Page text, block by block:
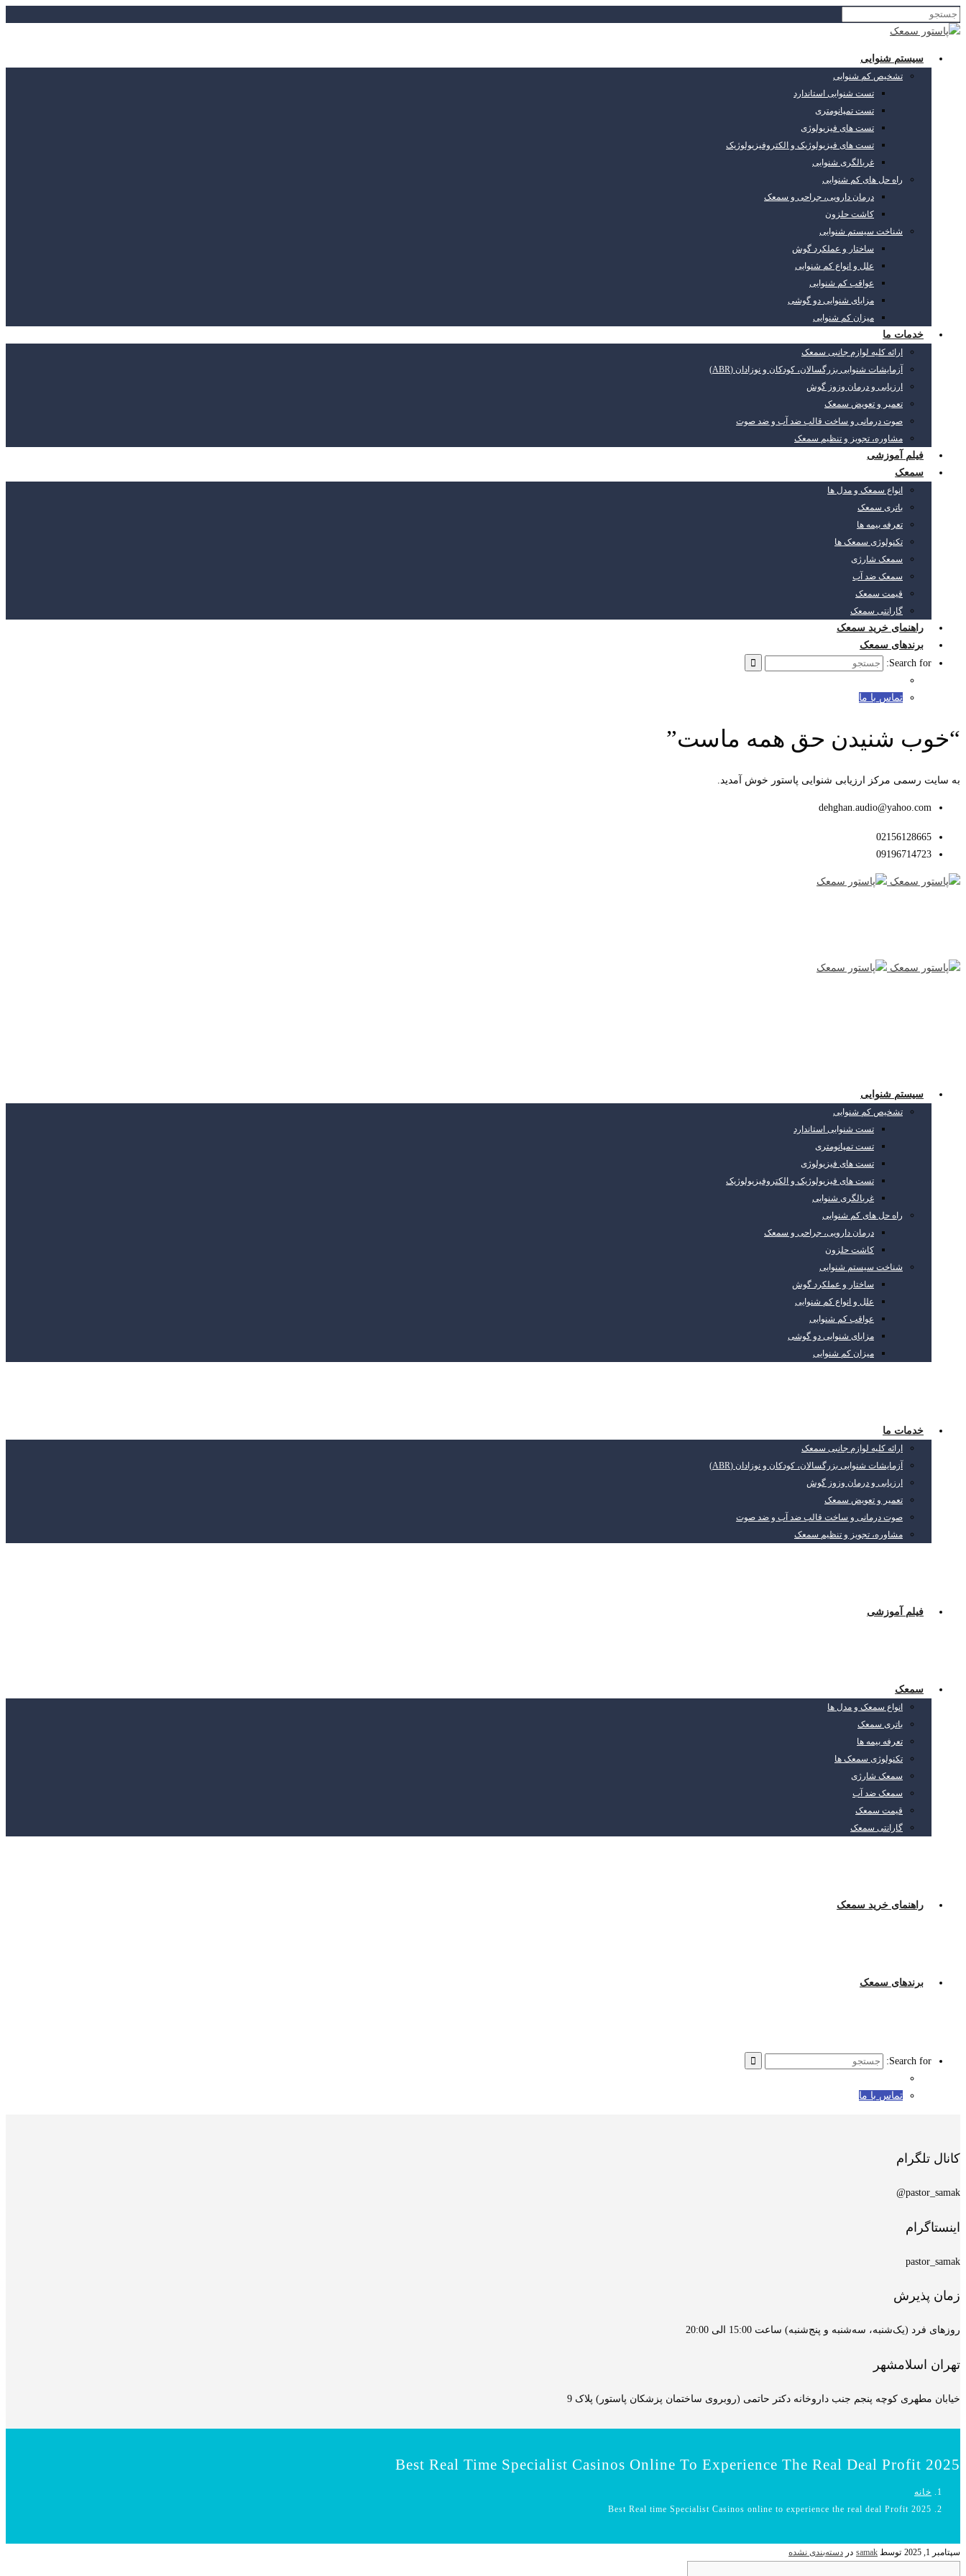
سیستم شنوایی
تشخیص کم شنوایی
تست شنوایی استاندارد
تست تمپانومتری
تست های فیزیولوژی
تست های فیزیولوژیک و الکتروفیزیولوژیک
غربالگری شنوایی
راه حل های کم شنوایی
درمان دارویی، جراحی و سمعک
کاشت حلزون
شناخت سیستم شنوایی
ساختار و عملکرد گوش
علل و انواع کم شنوایی
عواقب کم شنوایی
مزایای شنوایی دو گوشی
میزان کم شنوایی
خدمات ما
ارائه کلیه لوازم جانبی سمعک
آزمایشات شنوایی بزرگسالان، کودکان و نوزادان (ABR)
ارزیابی و درمان وزوز گوش
تعمیر و تعویض سمعک
صوت درمانی و ساخت قالب ضد آب و ضد صوت
مشاوره، تجویز و تنظیم سمعک
فیلم آموزشی
سمعک
انواع سمعک و مدل ها
باتری سمعک
تعرفه بیمه ها
تکنولوژی سمعک ها
سمعک شارژی
سمعک ضد آب
قیمت سمعک
گارانتی سمعک
راهنمای خرید سمعک
برندهای سمعک
Search for:
تماس با ما
“خوب شنیدن حق همه ماست”
به سایت رسمی مرکز ارزیابی شنوایی پاستور خوش آمدید.
dehghan.audio@yahoo.com
02156128665
09196714723
سیستم شنوایی
تشخیص کم شنوایی
تست شنوایی استاندارد
تست تمپانومتری
تست های فیزیولوژی
تست های فیزیولوژیک و الکتروفیزیولوژیک
غربالگری شنوایی
راه حل های کم شنوایی
درمان دارویی، جراحی و سمعک
کاشت حلزون
شناخت سیستم شنوایی
ساختار و عملکرد گوش
علل و انواع کم شنوایی
عواقب کم شنوایی
مزایای شنوایی دو گوشی
میزان کم شنوایی
خدمات ما
ارائه کلیه لوازم جانبی سمعک
آزمایشات شنوایی بزرگسالان، کودکان و نوزادان (ABR)
ارزیابی و درمان وزوز گوش
تعمیر و تعویض سمعک
صوت درمانی و ساخت قالب ضد آب و ضد صوت
مشاوره، تجویز و تنظیم سمعک
فیلم آموزشی
سمعک
انواع سمعک و مدل ها
باتری سمعک
تعرفه بیمه ها
تکنولوژی سمعک ها
سمعک شارژی
سمعک ضد آب
قیمت سمعک
گارانتی سمعک
راهنمای خرید سمعک
برندهای سمعک
Search for:
تماس با ما
کانال تلگرام
pastor_samak@
اینستاگرام
pastor_samak
زمان پذیرش
روزهای فرد (یک‌شنبه، سه‌شنبه و پنج‌شنبه) ساعت 15:00 الی 20:00
تهران اسلامشهر
خیابان مطهری کوچه پنجم جنب داروخانه دکتر حاتمی (روبروی ساختمان پزشکان پاستور) پلاک 9
Best Real Time Specialist Casinos Online To Experience The Real Deal Profit 2025
خانه
Best Real time Specialist Casinos online to experience the real deal Profit 2025
سپتامبر 1, 2025 توسط samak در دسته‌بندی نشده